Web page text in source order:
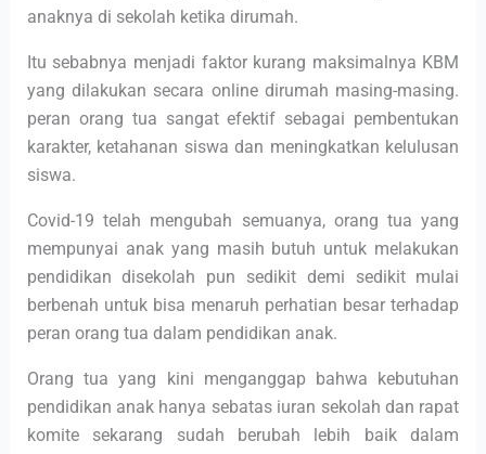
anaknya di sekolah ketika dirumah.
Itu sebabnya menjadi faktor kurang maksimalnya KBM
yang dilakukan secara online dirumah masing-masing.
peran orang tua sangat efektif sebagai pembentukan
karakter, ketahanan siswa dan meningkatkan kelulusan
siswa.
Covid-19 telah mengubah semuanya, orang tua yang
mempunyai anak yang masih butuh untuk melakukan
pendidikan disekolah pun sedikit demi sedikit mulai
berbenah untuk bisa menaruh perhatian besar terhadap
peran orang tua dalam pendidikan anak.
Orang tua yang kini menganggap bahwa kebutuhan
pendidikan anak hanya sebatas iuran sekolah dan rapat
komite sekarang sudah berubah lebih baik dalam